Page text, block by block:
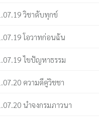
วิชาดับทุกข์
โอวาทก่อนฉัน
ไขปัญหาธรรม
ความดีคู่วิชชา
นำจงกรมภาวนา